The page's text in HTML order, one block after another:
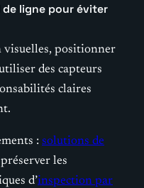
ligne pour éviter
visuelles, positionner
des capteurs
claires
: solutions de
les
d’inspection par